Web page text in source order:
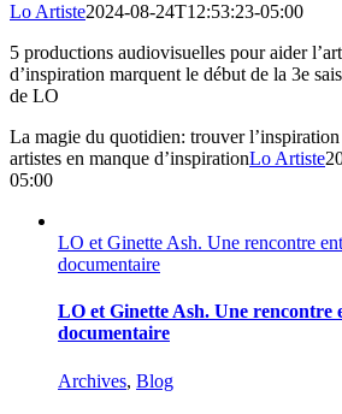
Lo Artiste2024-08-24T12:53:23-05:00
5 productions audiovisuelles pour aider
d’inspiration marquent le début de la 3e
de LO
La magie du quotidien: trouver
artistes en manque d’inspirationLo Artiste
05:00
LO et Ginette Ash. Une rencontre
documentaire
LO et Ginette Ash. Une rencontre
documentaire
Archives, Blog